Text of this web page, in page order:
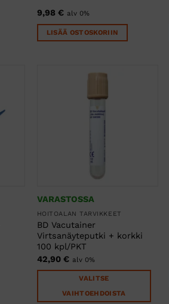
9,98 € alv 0%
LISÄÄ OSTOSKORIIN
VARASTOSSA
HOITOALAN TARVIKKEET
BD Vacutainer
Virtsanäyteputki + korkki
100 kpl/PKT
42,90 € alv 0%
VALITSE
VAIHTOEHDOISTA